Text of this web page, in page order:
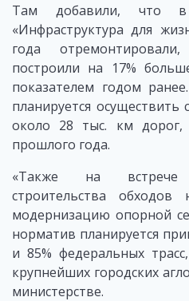
Там добавили, что в
«Инфраструктура для
года
построили на 17%
показателем годом
планируется
около 28 тыс. км
прошлого года.
«Также на встрече
строительства
модернизацию опорной
норматив планируется
и 85% федеральных
крупнейших городских
министерстве.